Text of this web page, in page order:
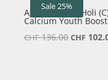
Sale 25%
Agent Nateur Holi
Calcium Youth
CHF136.00 CHF